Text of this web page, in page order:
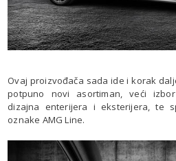
Ovaj proizvođača sada ide i korak
potpuno novi asortiman, veći
dizajna enterijera i eksterijera, te
oznake AMG Line.